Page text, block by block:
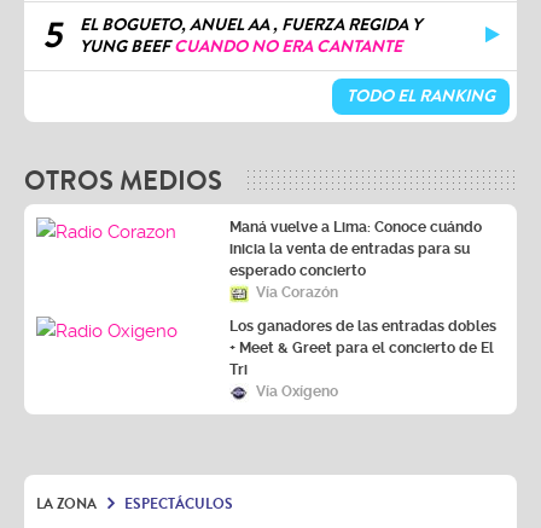
5
EL BOGUETO, ANUEL AA , FUERZA REGIDA Y
YUNG BEEFCUANDO NO ERA CANTANTE
TODO EL RANKING
OTROS MEDIOS
Maná vuelve a Lima: Conoce cuándo
inicia la venta de entradas para su
esperado concierto
Vía Corazón
Los ganadores de las entradas dobles
+ Meet & Greet para el concierto de El
Tri
Vía Oxígeno
LA ZONA ESPECTÁCULOS